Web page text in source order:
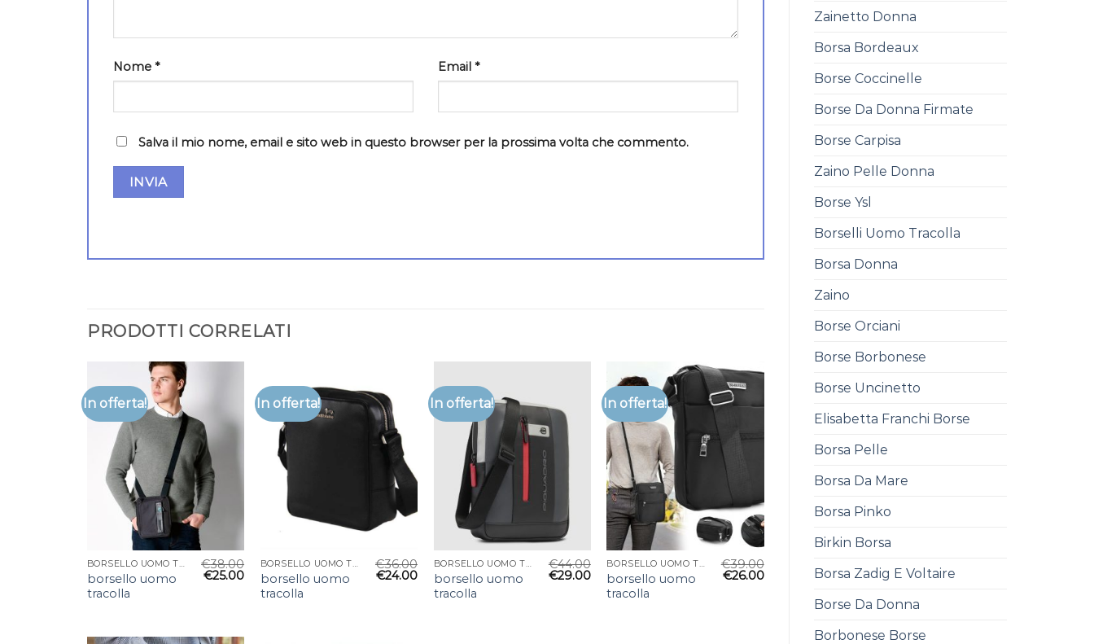
Zainetto Donna
Borsa Bordeaux
Borse Coccinelle
Borse Da Donna Firmate
Borse Carpisa
Zaino Pelle Donna
Borse Ysl
Borselli Uomo Tracolla
Borsa Donna
Zaino
Borse Orciani
Borse Borbonese
Borse Uncinetto
Elisabetta Franchi Borse
Borsa Pelle
Borsa Da Mare
Borsa Pinko
Birkin Borsa
Borsa Zadig E Voltaire
Borse Da Donna
Borbonese Borse
Nome * Email *
Salva il mio nome, email e sito web in questo browser per la prossima volta che commento.
PRODOTTI CORRELATI
In offerta!
BORSELLO UOMO TRACOLLA
borsello uomo
tracolla
€38.00
€25.00
In offerta!
BORSELLO UOMO TRACOLLA
borsello uomo
tracolla
€36.00
€24.00
In offerta!
BORSELLO UOMO TRACOLLA
borsello uomo
tracolla
€44.00
€29.00
In offerta!
BORSELLO UOMO TRACOLLA
borsello uomo
tracolla
€39.00
€26.00